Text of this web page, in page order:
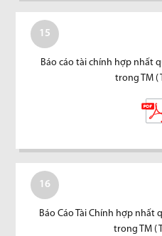
15
Báo cáo tài chính hợp nhất
trong TM (
16
Báo Cáo Tài Chính hợp nhất
trong TM (